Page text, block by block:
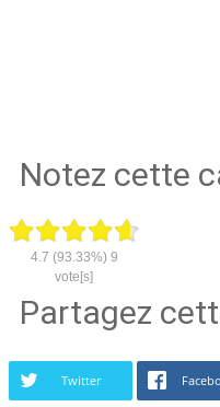
Notez cette
4.7 (93.33%) 9
vote[s]
Partagez
Twitter